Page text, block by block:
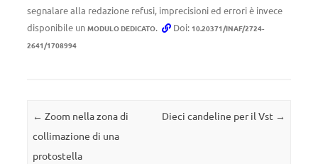
segnalare alla redazione refusi, imprecisioni ed errori è invece
disponibile un MODULO DEDICATO. Doi: 10.20371/INAF/2724-
2641/1708994
Navigazione articolo
← Zoom nella zona di
collimazione di una
protostella
Dieci candeline per il Vst →